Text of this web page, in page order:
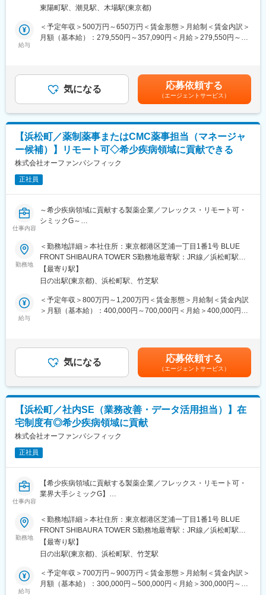
12:45勉強会参加
昼食
14:20顧客訪問
17:00帰社、内勤業務
面接での評価、ご本人様の希望を加味して東京都内のいずれかの
営業所・拠点へ配属になります。
1拠点あたり6～12名程のMS職の方が在籍しています。
ています。
■就業環境
フレックスタイム制・完全週休2日制・年間休日126日で、柔軟な
働き方とワークライフバランスが実現できます。
■アルフレッサ株式会社の魅力
当社は東証プライム上場アルフレッサグループの中核企業とし
て、医療用医薬品、医療機器、検査試薬、介護用品、健康食品、
一般用医薬品などを卸売販売しています。約1000メーカー・35万
療への貢献など、有益な情報を継続的に提供しています。
変更の範囲：会社の定める業務
導入を進めていただきます。これまでベンダー側で培ったシステ
ム開発や導入プロジェクトの経験を活かし、ユーザー企業の立場
でDXを推進し、売上・収益性の向上や業務改善に直接貢献できる
・外部向けシステム（商品情報サイト、代理店向けサイト等）、
CRM、受発注・会計・BIといった業務システムとそれぞれのデー
タ連携システムの運用・保守、更改、新規導入への対応
・既存システムの機能追加・改修に伴う設計、開発、テスト、リ
リース対応（ベンダーコントロール含む）
・プロジェクトの進行支援（スケジュール調整、課題管理、品質
確認など）
・障害発生時の一次対応、原因調査、再発防止策の検討・実施
・新しい技術やツールの調査・導入検討、システム環境の改善提
案
・日常業務を効率化するための簡単なコード作成やスクリプト開
発、ローコード・ノーコードツールの利用
・生成AIを利用した業務改善やデータ活用の検討・実施（情報収
■組織構成
情報システム部（部長1名、メンバー6名の計7名体制）
月平均残業11時間程、コアタイム無しのフレックスタイム制を活
用しておりフレキシブルに就業がしやすい環境です。入社後1年は
また、女性も男性も育児休業取得実績があります。1人目、2人目
と取っている方も多数いらっしゃいます。
変更の範囲：会社の定める業務
東陽町駅、潮見駅、木場駅(東京都)
給与
＜予定年収＞500万円～650万円＜賃金形態＞月給制＜賃金内訳＞
月額（基本給）：279,550円～357,090円＜月給＞279,550円～
であり、選考を通じて上下する可能性があります。月給(月額)は固
定手当を含めた表記です。
気になる 応募依頼する
（エージェントサービス）
【浜松町／薬制薬事またはCMC薬事担当（マネージャ
ー候補）】リモート可◇希少疾病領域に貢献できる
株式会社オーファンパシフィック
正社員
仕事内容
～希少疾病領域に貢献する製薬企業／フレックス・リモート可・
シミックG～
■業務内容：
１）薬制薬事
・既存品の変更に関する軽微変更届、一部変更承認申請（薬事評
価、手続きの方針策定を含む）
・製造販売業・卸売販売業などの業許可管理
・添付文書作成
２）CMC薬事オペレーション
・国内外の関係会社と薬事情報のやり取り
■オーファンパシフィック社について：
私たちの使命は、希少疾病を持つ患者さんとそのご家族に笑顔と
幸せを届けること。
私たちは、希少疾病を取り巻く課題―新たな治療薬の提供、安定
供給、診断率の向上、疾患認知度の向上―に挑戦し続けます。
継続的に新薬を提供していくために、長期収載品を取扱い、医薬
品製造販売業者としての強みを活かした事業を行うことで売上規
模の拡大を目指しています。
現在の社員数は約50名、社員の殆どが大手製薬企業出身者であり
少数精鋭の組織体制となっています。既存組織でカバーできない
事柄は皆で協力して解決していきますので知識、経験の幅を広げ
います。柔軟に在宅勤務を取り入れて頂くことで東京近郊在住者
以外の方もご応募頂けます。
裁量と責任をもって仕事をしながら、一日も早く希少疾病の患者
さんに治療薬を届けたいと願う方に仲間に加わって頂きたいと思
※株式会社オーファンバシフィックはシミックホールディングスの
勤務地
＜勤務地詳細＞本社住所：東京都港区芝浦一丁目1番1号 BLUE
FRONT SHIBAURA TOWER S勤務地最寄駅：JR線／浜松町駅受
動喫煙対策：屋内全面禁煙変更の範囲：会社の定める事業所（リ
モートワーク含む）
【最寄り駅】
日の出駅(東京都)、浜松町駅、竹芝駅
給与
＜予定年収＞800万円～1,200万円＜賃金形態＞月給制＜賃金内訳
＞月額（基本給）：400,000円～700,000円＜月給＞400,000円～
気になる 応募依頼する
（エージェントサービス）
【浜松町／社内SE（業務改善・データ活用担当）】在
宅制度有◎希少疾病領域に貢献
株式会社オーファンパシフィック
正社員
仕事内容
【希少疾病領域に貢献する製薬企業／フレックス・リモート可・
業界大手シミックG】
小規模組織のため、基幹システムについてはCMICグループのシス
テム基盤を活用しています。 その上で、現場業務の効率化・可視
化を目的に、BIツールや小規模な仕組みを活用した業務改善を推
進いただきます。
■業務内容：
・業務部門と連携した業務プロセスの整理・改善提案
勤務地
＜勤務地詳細＞本社住所：東京都港区芝浦一丁目1番1号 BLUE
FRONT SHIBAURA TOWER S勤務地最寄駅：JR線／浜松町駅受
動喫煙対策：屋内全面禁煙変更の範囲：会社の定める事業所（リ
モートワーク含む）
【最寄り駅】
日の出駅(東京都)、浜松町駅、竹芝駅
給与
＜予定年収＞700万円～900万円＜賃金形態＞月給制＜賃金内訳＞
月額（基本給）：300,000円～500,000円＜月給＞300,000円～